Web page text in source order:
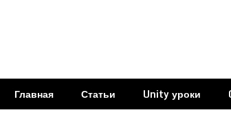
Главная Статьи Unity уроки